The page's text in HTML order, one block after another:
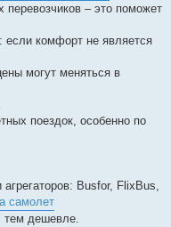
перевозчиков – это поможет
если комфорт не является
могут меняться в
поездок, особенно по
Busfor, FlixBus,
самолет
тем дешевле.